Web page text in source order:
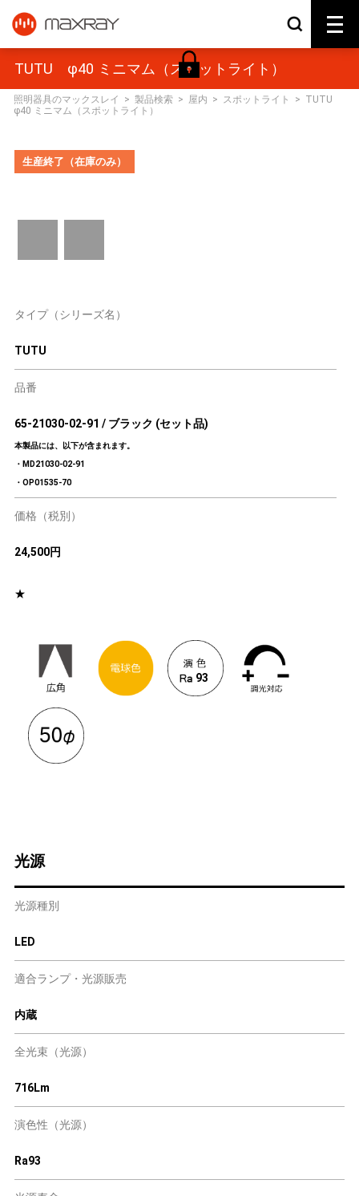
TUTU φ40 ミニマム（スポットライト）
照明器具のマックスレイ > 製品検索 > 屋内 > スポットライト > TUTU
φ40 ミニマム（スポットライト）
生産終了（在庫のみ）
タイプ（シリーズ名）
TUTU
品番
65-21030-02-91 / ブラック (セット品)
本製品には、以下が含まれます。
・MD21030-02-91
・OP01535-70
価格（税別）
24,500円
★
93
光源
光源種別
LED
適合ランプ・光源販売
内蔵
全光束（光源）
716Lm
演色性（光源）
Ra93